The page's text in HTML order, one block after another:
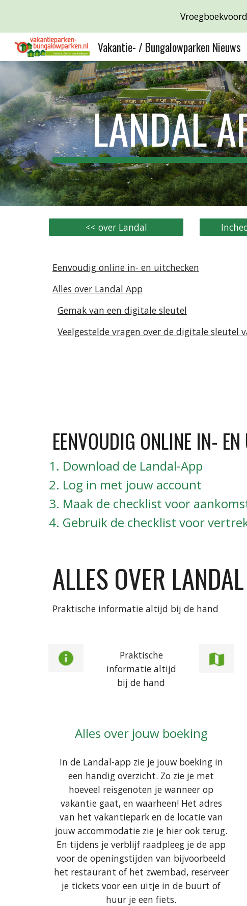
Skip to
Vakantie- / Bungalowparken Nieuws
LANDAL
<< over Landal
Eenvoudig online in- en uitchecken
Alles over Landal App
Gemak van een digitale sleutel
Veelgestelde vragen over de digitale sleutel
EENVOUDIG ONLINE IN- EN
Download de Landal-App
Log in met jouw account
Maak de checklist voor
Gebruik de checklist voor
ALLES OVER
Praktische informatie altijd bij de hand
Praktische
informatie altijd
bij de hand
Alles over jouw boeking
In de Landal-app zie je jouw boeking in
een handig overzicht. Zo zie je met
hoeveel reisgenoten je wanneer op
vakantie gaat, en waarheen! Het adres
van het vakantiepark en de locatie van
jouw accommodatie zie je hier ook terug.
En tijdens je verblijf raadpleeg je de app
voor de openingstijden van bijvoorbeeld
het restaurant of het zwembad, reserveer
je tickets voor een uitje in de buurt of
huur je een fiets.